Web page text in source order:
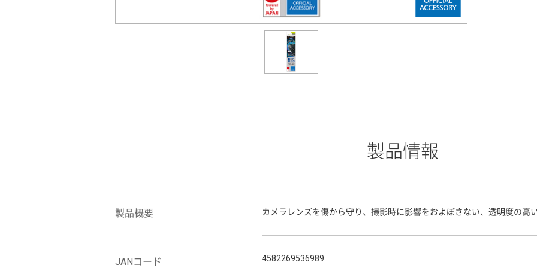
製品情報
製品概要 カメラレンズを傷から守り、撮影時に影響をおよぼさない、透明度の高
JANコード 4582269536989